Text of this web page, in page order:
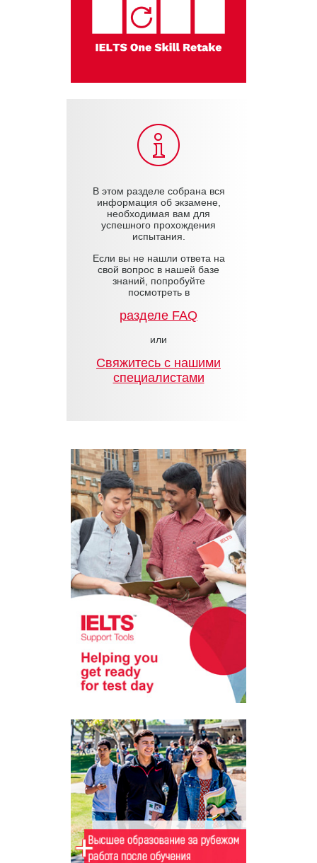
В этом разделе собрана вся
информация об экзамене,
необходимая вам для
успешного прохождения
испытания.
Если вы не нашли ответа на
свой вопрос в нашей базе
знаний, попробуйте
посмотреть в
разделе FAQ
или
Cвяжитесь с нашими
специалистами